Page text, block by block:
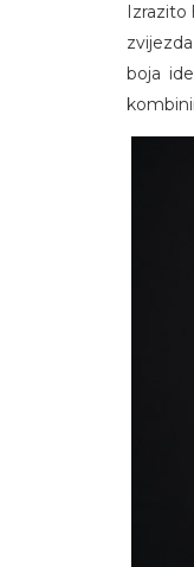
Izrazito
boja